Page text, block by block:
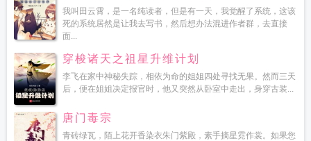
我叫田云霄，是一名纯读者，但是有一天，我觉醒了系统，这该
死的系统居然是让我去写书，然后想办法混进作者群，去直接
面...
穿梭诸天之祖星升维计划
李飞在家中神秘失踪，相依为命的姐姐四处寻找无果。然而三天
后，便在姐姐决定报官时，他又突然从卧室中走出，身穿古装...
唐门毒宗
青砖绿瓦，陌上花开香染衣朱门紫殿，素手摘星霓作裳。如果您